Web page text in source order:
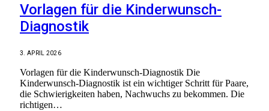
Vorlagen für die Kinderwunsch-
Diagnostik
3. APRIL 2026
Vorlagen für die Kinderwunsch-Diagnostik Die
Kinderwunsch-Diagnostik ist ein wichtiger Schritt für Paare,
die Schwierigkeiten haben, Nachwuchs zu bekommen. Die
richtigen…